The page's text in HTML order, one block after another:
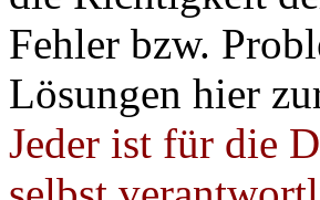
Fehler bzw.
Lösungen hier
Jeder ist für die